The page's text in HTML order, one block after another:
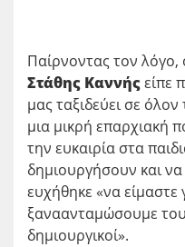
Παίρνοντας τον
Στάθης Καννήςείπε
μας ταξιδεύει σε
μια μικρή επαρχιακή
την ευκαιρία στα
δημιουργήσουν και
ευχήθηκε «να είμαστε
ξαναανταμώσουμε
δημιουργικοί».